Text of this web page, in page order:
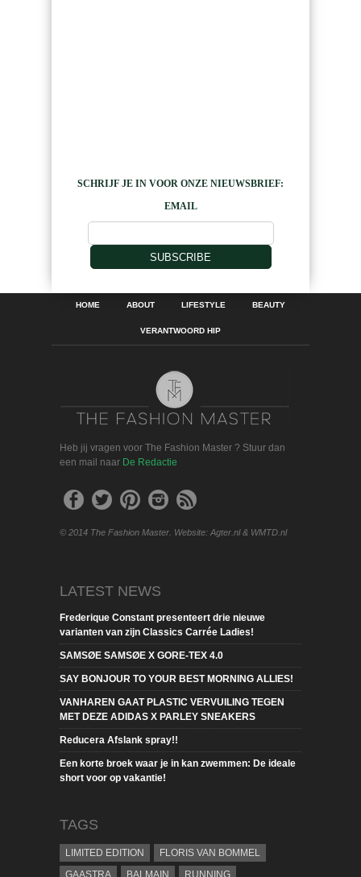
SCHRIJF JE IN VOOR ONZE NIEUWSBRIEF:
EMAIL
SUBSCRIBE
HOME ABOUT LIFESTYLE BEAUTY
VERANTWOORD HIP
Heb jij vragen voor The Fashion Master ? Stuur dan
een mail naar De Redactie
© 2014 The Fashion Master. Website: Agter.nl & WMTD.nl
LATEST NEWS
Frederique Constant presenteert drie nieuwe
varianten van zijn Classics Carrée Ladies!
SAMSØE SAMSØE X GORE-TEX 4.0
SAY BONJOUR TO YOUR BEST MORNING ALLIES!
VANHAREN GAAT PLASTIC VERVUILING TEGEN
MET DEZE ADIDAS X PARLEY SNEAKERS
Reducera Afslank spray!!
Een korte broek waar je in kan zwemmen: De ideale
short voor op vakantie!
TAGS
LIMITED EDITION
FLORIS VAN BOMMEL